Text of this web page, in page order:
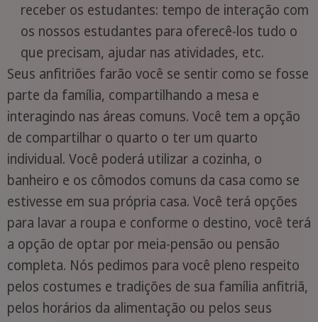
receber os estudantes: tempo de interação com
os nossos estudantes para oferecê-los tudo o
que precisam, ajudar nas atividades, etc.
Seus anfitriões farão você se sentir como se fosse
parte da família, compartilhando a mesa e
interagindo nas áreas comuns. Você tem a opção
de compartilhar o quarto o ter um quarto
individual. Você poderá utilizar a cozinha, o
banheiro e os cômodos comuns da casa como se
estivesse em sua própria casa. Você terá opções
para lavar a roupa e conforme o destino, você terá
a opção de optar por meia-pensão ou pensão
completa. Nós pedimos para você pleno respeito
pelos costumes e tradições de sua família anfitriã,
pelos horários da alimentação ou pelos seus